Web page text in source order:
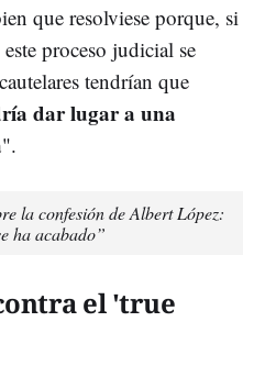
que resolviese porque, si
proceso judicial se
tendrían que
dar lugar a una
".
la confesión de Albert López:
ha acabado”
el 'true